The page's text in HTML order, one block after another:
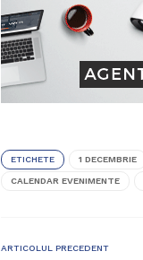
ETICHETE 1 DECEMBRIE
CALENDAR EVENIMENTE
ARTICOLUL PRECEDENT